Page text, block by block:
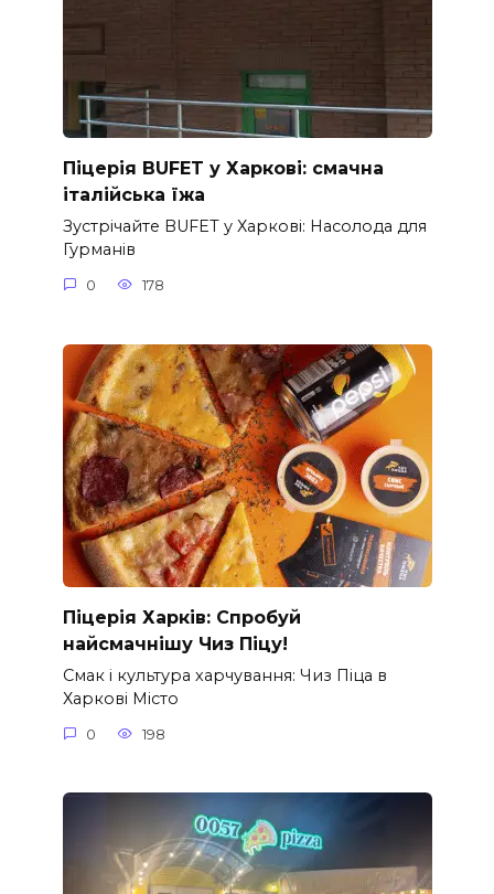
Піцерія BUFET у Харкові: смачна
італійська їжа
Зустрічайте BUFET у Харкові: Насолода для
Гурманів
0 178
Піцерія Харків: Спробуй
найсмачнішу Чиз Піцу!
Смак і культура харчування: Чиз Піца в
Харкові Місто
0 198